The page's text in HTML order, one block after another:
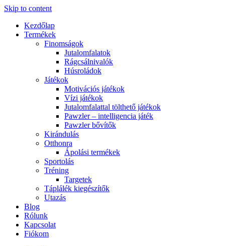
Skip to content
Kezdőlap
Termékek
Finomságok
Jutalomfalatok
Rágcsálnivalók
Húsroládok
Játékok
Motivációs játékok
Vízi játékok
Jutalomfalattal tölthető játékok
Pawzler – intelligencia játék
Pawzler bővítők
Kirándulás
Otthonra
Ápolási termékek
Sportolás
Tréning
Targetek
Táplálék kiegészítők
Utazás
Blog
Rólunk
Kapcsolat
Fiókom